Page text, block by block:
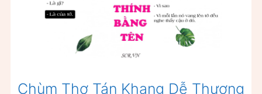
Chùm Thơ Tán Khang Dễ Thương